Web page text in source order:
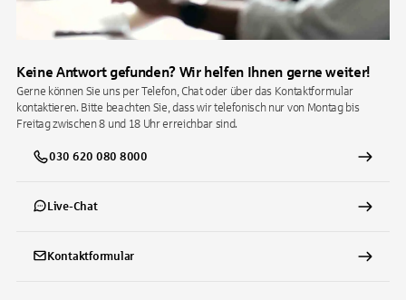
Keine Antwort gefunden? Wir helfen Ihnen gerne weiter!
Gerne können Sie uns per Telefon, Chat oder über das Kontaktformular
kontaktieren. Bitte beachten Sie, dass wir telefonisch nur von Montag bis
Freitag zwischen 8 und 18 Uhr erreichbar sind.
030 620 080 8000
Live-Chat
Kontaktformular